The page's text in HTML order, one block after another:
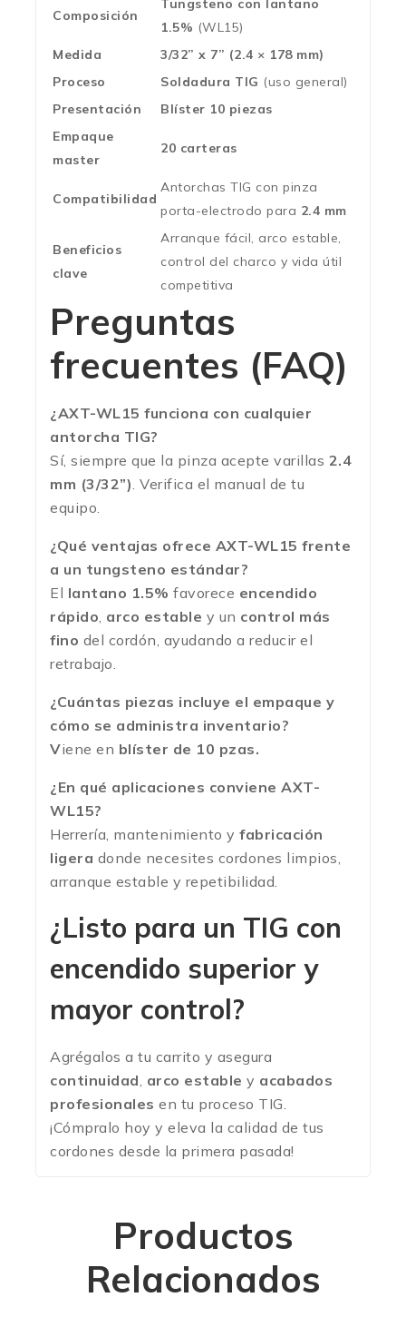
Composición
Tungsteno con lantano
1.5% (WL15)
Medida
3/32” x 7” (2.4 × 178 mm)
Proceso
Soldadura TIG (uso general)
Presentación
Blíster 10 piezas
Empaque
master
20 carteras
Compatibilidad
Antorchas TIG con pinza
porta-electrodo para 2.4 mm
Beneficios
clave
Arranque fácil, arco estable,
control del charco y vida útil
competitiva
Preguntas
frecuentes (FAQ)
¿AXT-WL15 funciona con cualquier
antorcha TIG?
Sí, siempre que la pinza acepte varillas 2.4
mm (3/32”). Verifica el manual de tu
equipo.
¿Qué ventajas ofrece AXT-WL15 frente
a un tungsteno estándar?
El lantano 1.5% favorece encendido
rápido, arco estable y un control más
fino del cordón, ayudando a reducir el
retrabajo.
¿Cuántas piezas incluye el empaque y
cómo se administra inventario?
Viene en blíster de 10 pzas.
¿En qué aplicaciones conviene AXT-
WL15?
Herrería, mantenimiento y fabricación
ligera donde necesites cordones limpios,
arranque estable y repetibilidad.
¿Listo para un TIG con
encendido superior y
mayor control?
Agrégalos a tu carrito y asegura
continuidad, arco estable y acabados
profesionales en tu proceso TIG.
¡Cómpralo hoy y eleva la calidad de tus
cordones desde la primera pasada!
Productos
Relacionados